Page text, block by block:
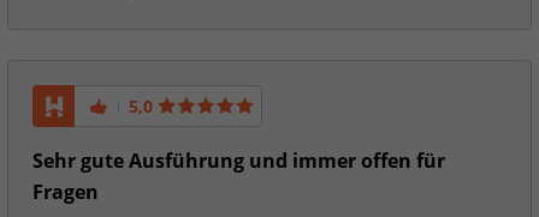
5,0
Sehr gute Ausführung und immer offen für
Fragen